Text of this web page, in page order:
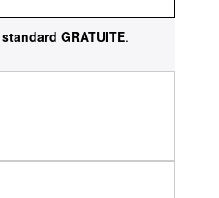
GRATUITE.